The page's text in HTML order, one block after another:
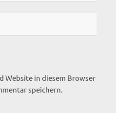
Website in diesem Browser
speichern.